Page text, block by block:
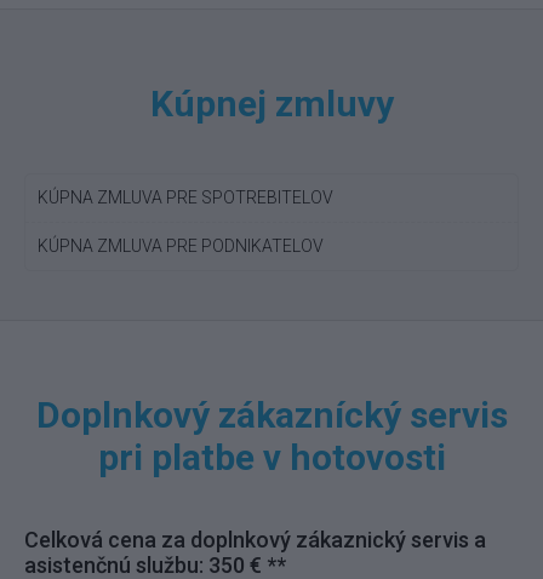
Kúpnej zmluvy
KÚPNA ZMLUVA PRE SPOTREBITELOV
KÚPNA ZMLUVA PRE PODNIKATELOV
Doplnkový zákaznícký servis
pri platbe v hotovosti
Celková cena za doplnkový zákaznický servis a
asistenčnú službu: 350 € **